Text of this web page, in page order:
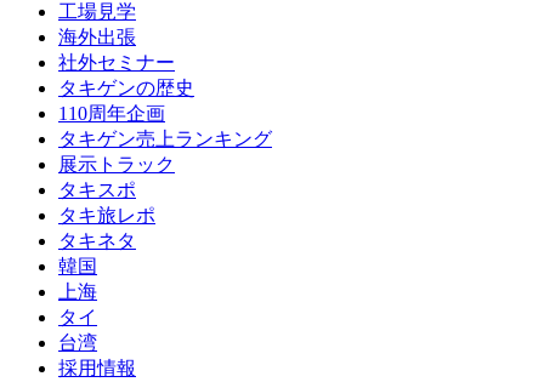
工場見学
海外出張
社外セミナー
タキゲンの歴史
110周年企画
タキゲン売上ランキング
展示トラック
タキスポ
タキ旅レポ
タキネタ
韓国
上海
タイ
台湾
採用情報